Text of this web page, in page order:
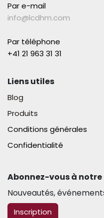
Par e-mail
info@lcdhm.com
Par téléphone
+41 21 963 31 31​
Liens utiles
Blog
Produits
Conditions générales
Confidentialité
Abonnez-vous à
Nouveautés,
​​​​Inscription